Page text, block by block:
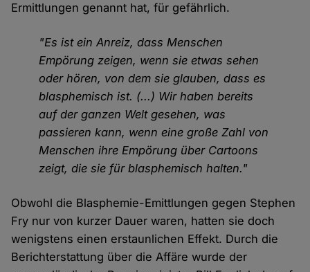
Ermittlungen genannt hat, für gefährlich.
"Es ist ein Anreiz, dass Menschen
Empörung zeigen, wenn sie etwas sehen
oder hören, von dem sie glauben, dass es
blasphemisch ist. (...) Wir haben bereits
auf der ganzen Welt gesehen, was
passieren kann, wenn eine große Zahl von
Menschen ihre Empörung über Cartoons
zeigt, die sie für blasphemisch halten."
Obwohl die Blasphemie-Emittlungen gegen Stephen
Fry nur von kurzer Dauer waren, hatten sie doch
wenigstens einen erstaunlichen Effekt. Durch die
Berichterstattung über die Affäre wurde der